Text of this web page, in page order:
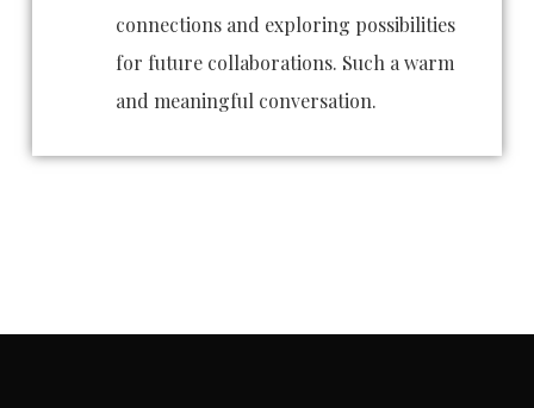
connections and exploring possibilities
for future collaborations. Such a warm
and meaningful conversation.